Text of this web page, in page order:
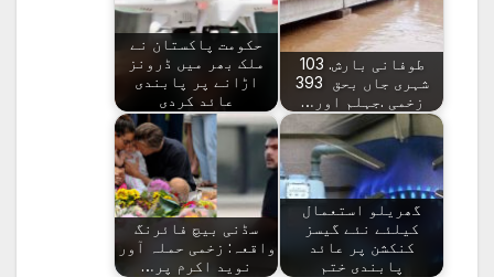
طوفانی بارش. 103
شہری جاں بحق 393
زخمی .جہلم اور…
حکومت پاکستان نے
ملک بھر میں ڈرونز
اڑانے پر پابندی
عائد کردی
گھریلو استعمال
کیلئے نئے گیسز
کنکشن پر عائد
پابندی ختم
سڈنی بیچ فائرنگ
واقعہ: زخمی حملہ آور
نوید اکرم پر…